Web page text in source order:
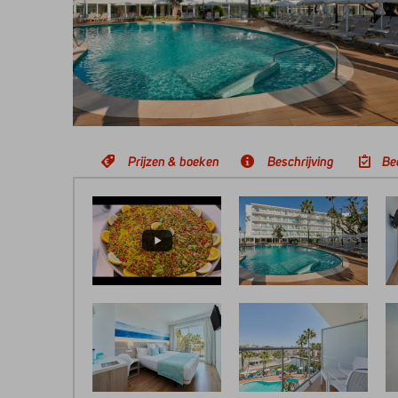
Prijzen & boeken Beschrijving